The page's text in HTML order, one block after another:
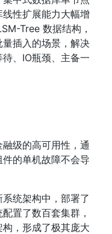
性扩展能力大幅增
Tree 数据结构，
插入的场景，解决
、IO瓶颈、主备一
级的高可用性，通
的单机故障不会导
统架构中，部署了
置了数百套集群，
，形成了极其庞大